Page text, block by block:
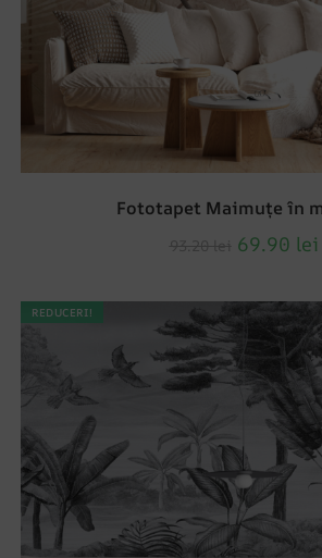
Fototapet Maimuțe în
69.90 lei
REDUCERI!